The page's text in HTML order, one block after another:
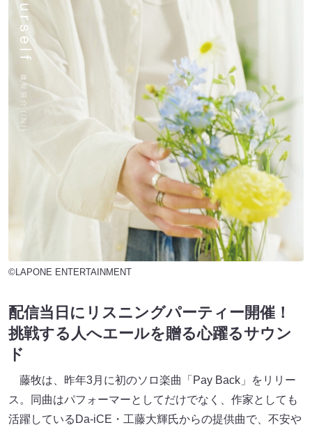
©LAPONE ENTERTAINMENT
配信当日にリスニングパーティー開催！
挑戦する人へエールを贈る心躍るサウン
ド
藤牧は、昨年3月に初のソロ楽曲「Pay Back」をリリー
ス。同曲はパフォーマーとしてだけでなく、作家としても
活躍しているDa-iCE・工藤大輝氏からの提供曲で、不安や